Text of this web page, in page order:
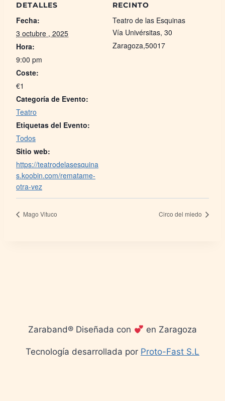
DETALLES
Fecha:
3 octubre , 2025
Hora:
9:00 pm
Coste:
€1
Categoría de Evento:
Teatro
Etiquetas del Evento:
Todos
Sitio web:
https://teatrodelasesquina
s.koobin.com/rematame-
otra-vez
RECINTO
Teatro de las Esquinas
Vía Univérsitas, 30
Zaragoza,50017
Mago Vituco Circo del miedo
Zaraband® Diseñada con en Zaragoza
Tecnología desarrollada por Proto-Fast S.L